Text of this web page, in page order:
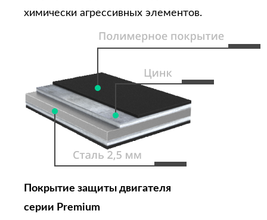
химически агрессивных элементов.
Покрытие защиты двигателя
серии Premium